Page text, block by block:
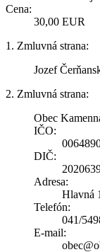
Cena:
30,00 EUR
1. Zmluvná strana:
Jozef
2. Zmluvná strana:
Obec
IČO:
DIČ:
Adresa:
Hlavná
Telefón:
041/
E-mail: